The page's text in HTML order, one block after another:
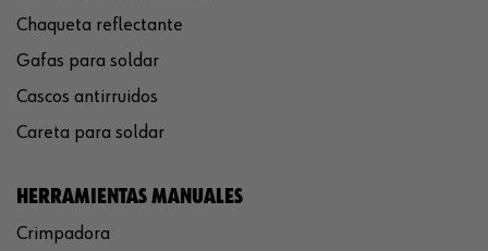
Chaqueta reflectante
Gafas para soldar
Cascos antirruidos
Careta para soldar
HERRAMIENTAS MANUALES
Crimpadora